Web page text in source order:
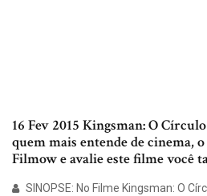
16 Fev 2015 Kingsman: O
quem mais entende de cinema,
Filmow e avalie este filme você
SINOPSE: No Filme Kingsman: O